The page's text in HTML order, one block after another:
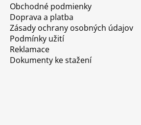
Obchodné podmienky
Doprava a platba
Zásady ochrany osobných údajov
Podmínky užití
Reklamace
Dokumenty ke stažení